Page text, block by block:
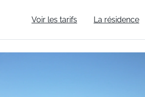
Voir les tarifs La résidence